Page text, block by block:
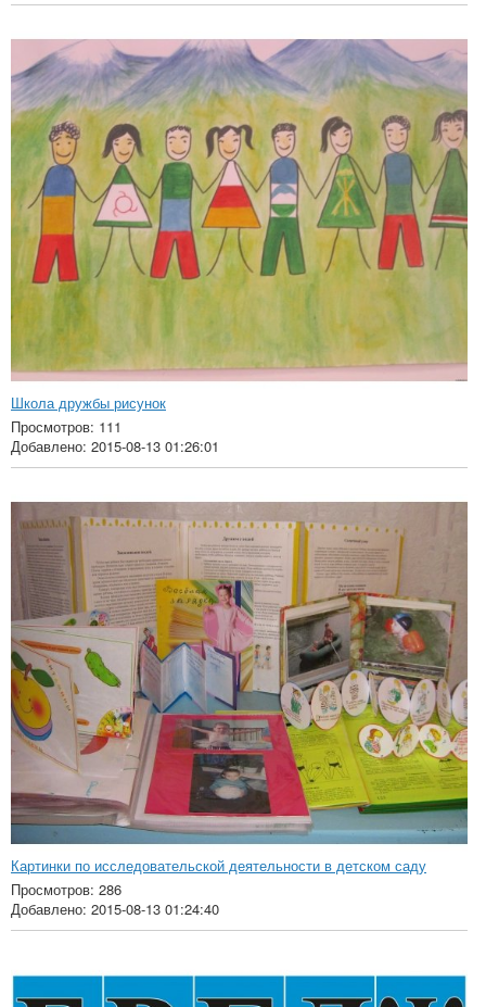
Школа дружбы рисунок
Просмотров: 111
Добавлено: 2015-08-13 01:26:01
Картинки по исследовательской деятельности в детском саду
Просмотров: 286
Добавлено: 2015-08-13 01:24:40